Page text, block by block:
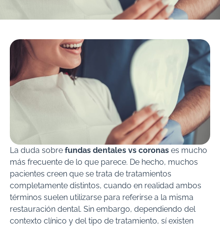
La duda sobre fundas dentales vs coronas es mucho
más frecuente de lo que parece. De hecho, muchos
pacientes creen que se trata de tratamientos
completamente distintos, cuando en realidad ambos
términos suelen utilizarse para referirse a la misma
restauración dental. Sin embargo, dependiendo del
contexto clínico y del tipo de tratamiento, sí existen